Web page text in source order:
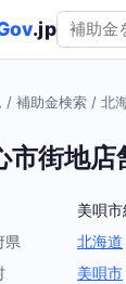
.jp
/ 補助金検索 / 北
市街地店
美唄
県
北海道
美唄市